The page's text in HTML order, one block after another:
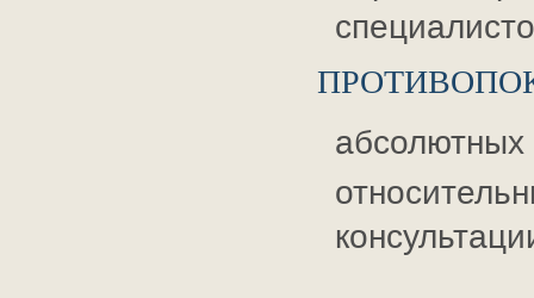
абсолютных